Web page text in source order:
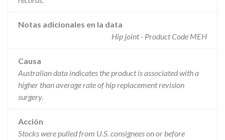
Notas adicionales en la data
Hip joint - Product Code MEH
Causa
Australian data indicates the product is associated with a
higher than average rate of hip replacement revision
surgery.
Acción
Stocks were pulled from U.S. consignees on or before